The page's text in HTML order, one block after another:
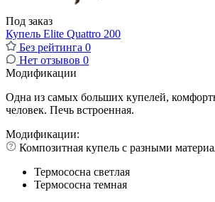
Под заказ
Купель Elite Quattro 200
Без рейтинга 0
Нет отзывов 0
Модификации
Одна из самых больших купелей,
человек. Печь встроенная.
Модификации:
Композитная купель с разными
Термососна светлая
Термососна темная